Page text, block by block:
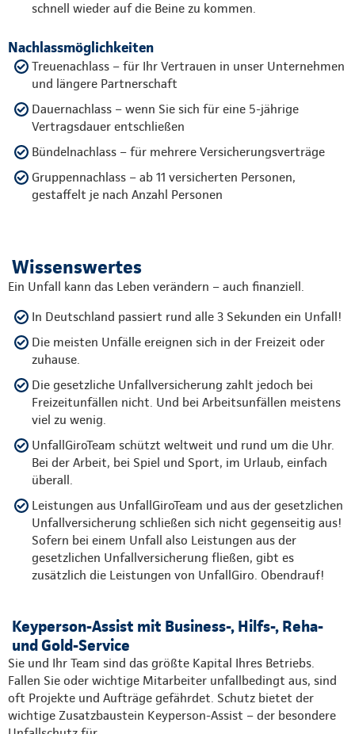
schnell wieder auf die Beine zu kommen.
Nachlassmöglichkeiten
Treuenachlass – für Ihr Vertrauen in unser Unternehmen
und längere Partnerschaft
Dauernachlass – wenn Sie sich für eine 5-jährige
Vertragsdauer entschließen
Bündelnachlass – für mehrere Versicherungsverträge
Gruppennachlass – ab 11 versicherten Personen,
gestaffelt je nach Anzahl Personen
Wissenswertes
Ein Unfall kann das Leben verändern – auch finanziell.
In Deutschland passiert rund alle 3 Sekunden ein Unfall!
Die meisten Unfälle ereignen sich in der Freizeit oder
zuhause.
Die gesetzliche Unfallversicherung zahlt jedoch bei
Freizeitunfällen nicht. Und bei Arbeitsunfällen meistens
viel zu wenig.
UnfallGiroTeam schützt weltweit und rund um die Uhr.
Bei der Arbeit, bei Spiel und Sport, im Urlaub, einfach
überall.
Leistungen aus UnfallGiroTeam und aus der gesetzlichen
Unfallversicherung schließen sich nicht gegenseitig aus!
Sofern bei einem Unfall also Leistungen aus der
gesetzlichen Unfallversicherung fließen, gibt es
zusätzlich die Leistungen von UnfallGiro. Obendrauf!
Keyperson-Assist mit Business-, Hilfs-, Reha-
und Gold-Service
Sie und Ihr Team sind das größte Kapital Ihres Betriebs.
Fallen Sie oder wichtige Mitarbeiter unfallbedingt aus, sind
oft Projekte und Aufträge gefährdet. Schutz bietet der
wichtige Zusatzbaustein Keyperson-Assist – der besondere